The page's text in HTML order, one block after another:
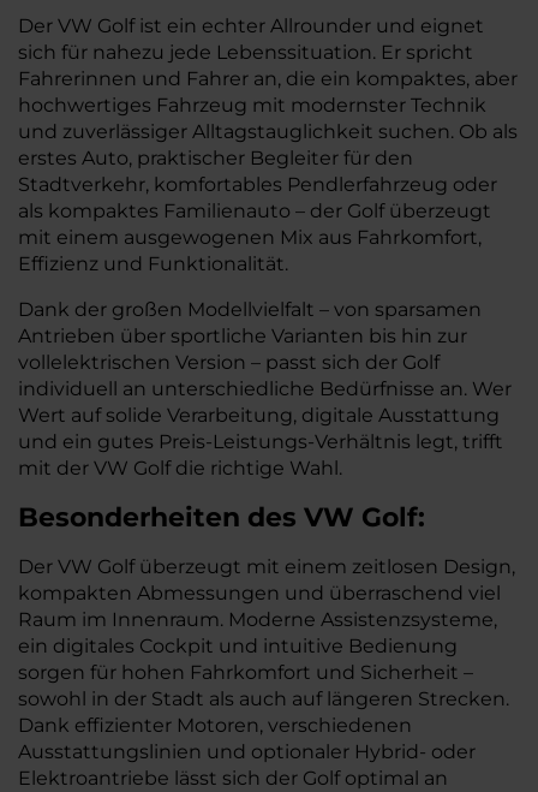
Der VW Golf ist ein echter Allrounder und eignet
sich für nahezu jede Lebenssituation. Er spricht
Fahrerinnen und Fahrer an, die ein kompaktes, aber
hochwertiges Fahrzeug mit modernster Technik
und zuverlässiger Alltagstauglichkeit suchen. Ob als
erstes Auto, praktischer Begleiter für den
Stadtverkehr, komfortables Pendlerfahrzeug oder
als kompaktes Familienauto – der Golf überzeugt
mit einem ausgewogenen Mix aus Fahrkomfort,
Effizienz und Funktionalität.
Dank der großen Modellvielfalt – von sparsamen
Antrieben über sportliche Varianten bis hin zur
vollelektrischen Version – passt sich der Golf
individuell an unterschiedliche Bedürfnisse an. Wer
Wert auf solide Verarbeitung, digitale Ausstattung
und ein gutes Preis-Leistungs-Verhältnis legt, trifft
mit der VW Golf die richtige Wahl.
Besonderheiten des VW Golf:
Der VW Golf überzeugt mit einem zeitlosen Design,
kompakten Abmessungen und überraschend viel
Raum im Innenraum. Moderne Assistenzsysteme,
ein digitales Cockpit und intuitive Bedienung
sorgen für hohen Fahrkomfort und Sicherheit –
sowohl in der Stadt als auch auf längeren Strecken.
Dank effizienter Motoren, verschiedenen
Ausstattungslinien und optionaler Hybrid- oder
Elektroantriebe lässt sich der Golf optimal an